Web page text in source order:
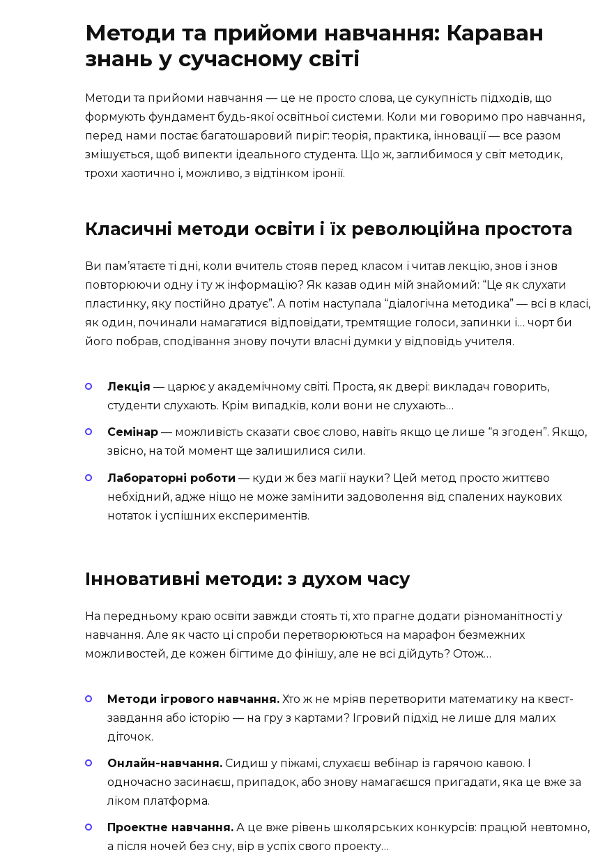
Методи та прийоми навчання: Караван
знань у сучасному світі
Методи та прийоми навчання — це не просто слова, це сукупність підходів, що
формують фундамент будь-якої освітньої системи. Коли ми говоримо про навчання,
перед нами постає багатошаровий пиріг: теорія, практика, інновації — все разом
змішується, щоб випекти ідеального студента. Що ж, заглибимося у світ методик,
трохи хаотично і, можливо, з відтінком іронії.
Класичні методи освіти і їх революційна простота
Ви пам’ятаєте ті дні, коли вчитель стояв перед класом і читав лекцію, знов і знов
повторюючи одну і ту ж інформацію? Як казав один мій знайомий: “Це як слухати
пластинку, яку постійно дратує”. А потім наступала “діалогічна методика” — всі в класі,
як один, починали намагатися відповідати, тремтящие голоси, запинки і… чорт би
його побрав, сподівання знову почути власні думки у відповідь учителя.
Лекція — царює у академічному світі. Проста, як двері: викладач говорить,
студенти слухають. Крім випадків, коли вони не слухають…
Семінар — можливість сказати своє слово, навіть якщо це лише “я згоден”. Якщо,
звісно, на той момент ще залишилися сили.
Лабораторні роботи — куди ж без магії науки? Цей метод просто життєво
небхідний, адже ніщо не може замінити задоволення від спалених наукових
нотаток і успішних експериментів.
Інновативні методи: з духом часу
На передньому краю освіти завжди стоять ті, хто прагне додати різноманітності у
навчання. Але як часто ці спроби перетворюються на марафон безмежних
можливостей, де кожен бігтиме до фінішу, але не всі дійдуть? Отож…
Методи ігрового навчання. Хто ж не мріяв перетворити математику на квест-
завдання або історію — на гру з картами? Ігровий підхід не лише для малих
діточок.
Онлайн-навчання. Сидиш у піжамі, слухаєш вебінар із гарячою кавою. І
одночасно засинаєш, припадок, або знову намагаєшся пригадати, яка це вже за
ліком платформа.
Проектне навчання. А це вже рівень школярських конкурсів: працюй невтомно,
а після ночей без сну, вір в успіх свого проекту…